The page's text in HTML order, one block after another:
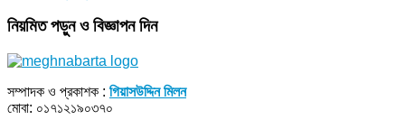
নিয়মিত পড়ুন ও বিজ্ঞাপন দিন
সম্পাদক ও প্রকাশক : গিয়াসউদ্দিন মিলন
মোবা: ০১৭১২১৯০৩৭০